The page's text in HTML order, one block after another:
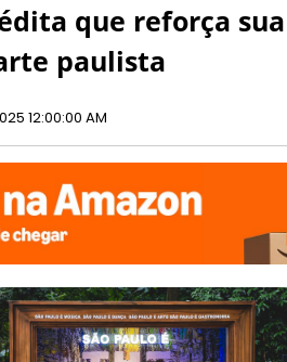
que reforça
paulista
12:00:00 AM